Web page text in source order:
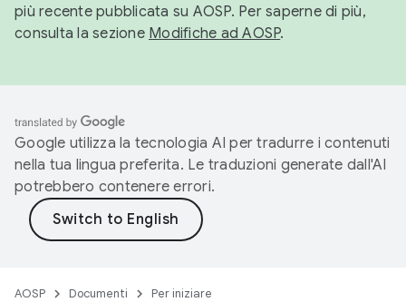
più recente pubblicata su AOSP. Per saperne di più,
consulta la sezione Modifiche ad AOSP.
Google utilizza la tecnologia AI per tradurre i contenuti
nella tua lingua preferita. Le traduzioni generate dall'AI
potrebbero contenere errori.
AOSP Documenti Per iniziare